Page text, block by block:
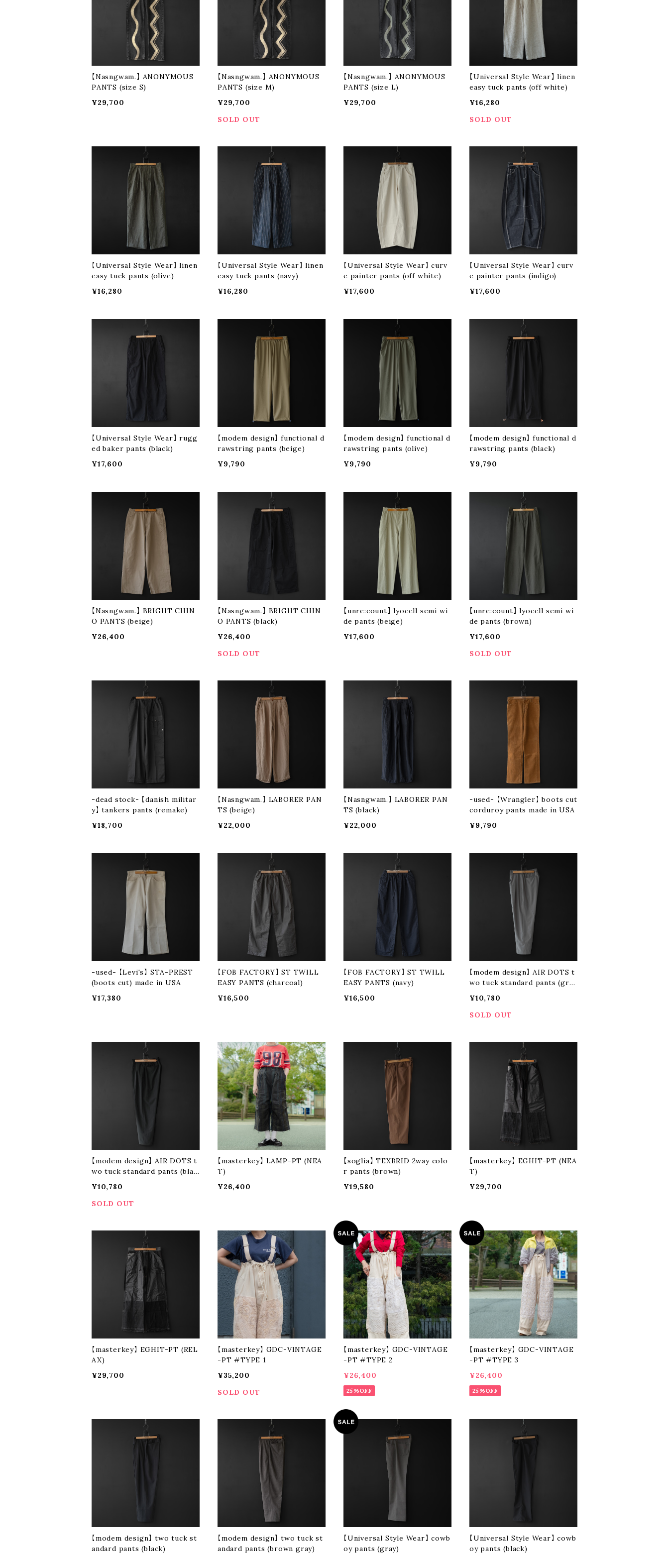
【Nasngwam.】 ANONYMOUS
PANTS (size S)
¥29,700
【Nasngwam.】 ANONYMOUS
PANTS (size M)
¥29,700
SOLD OUT
【Nasngwam.】 ANONYMOUS
PANTS (size L)
¥29,700
【Universal Style Wear】 linen
easy tuck pants (off white)
¥16,280
SOLD OUT
【Universal Style Wear】 linen
easy tuck pants (olive)
¥16,280
【Universal Style Wear】 linen
easy tuck pants (navy)
¥16,280
【Universal Style Wear】 curv
e painter pants (off white)
¥17,600
【Universal Style Wear】 curv
e painter pants (indigo)
¥17,600
【Universal Style Wear】 rugg
ed baker pants (black)
¥17,600
【modem design】 functional d
rawstring pants (beige)
¥9,790
【modem design】 functional d
rawstring pants (olive)
¥9,790
【modem design】 functional d
rawstring pants (black)
¥9,790
【Nasngwam.】 BRIGHT CHIN
O PANTS (beige)
¥26,400
【Nasngwam.】 BRIGHT CHIN
O PANTS (black)
¥26,400
SOLD OUT
【unre:count】 lyocell semi wi
de pants (beige)
¥17,600
【unre:count】 lyocell semi wi
de pants (brown)
¥17,600
SOLD OUT
-dead stock- 【danish militar
y】 tankers pants (remake)
¥18,700
【Nasngwam.】 LABORER PAN
TS (beige)
¥22,000
【Nasngwam.】 LABORER PAN
TS (black)
¥22,000
-used- 【Wrangler】 boots cut
corduroy pants made in USA
¥9,790
-used- 【Levi's】 STA-PREST
(boots cut) made in USA
¥17,380
【FOB FACTORY】 ST TWILL
EASY PANTS (charcoal)
¥16,500
【FOB FACTORY】 ST TWILL
EASY PANTS (navy)
¥16,500
【modem design】 AIR DOTS t
wo tuck standard pants (gra
¥10,780
SOLD OUT
【modem design】 AIR DOTS t
wo tuck standard pants (blac
¥10,780
SOLD OUT
【masterkey】 LAMP-PT (NEA
T)
¥26,400
【soglia】 TEXBRID 2way colo
r pants (brown)
¥19,580
【masterkey】 EGHIT-PT (NEA
T)
¥29,700
【masterkey】 EGHIT-PT (REL
AX)
¥29,700
【masterkey】 GDC-VINTAGE
-PT #TYPE 1
¥35,200
SOLD OUT
【masterkey】 GDC-VINTAGE
-PT #TYPE 2
¥26,400
25%OFF
【masterkey】 GDC-VINTAGE
-PT #TYPE 3
¥26,400
25%OFF
【modem design】 two tuck st
andard pants (black)
【modem design】 two tuck st
andard pants (brown gray)
【Universal Style Wear】 cowb
oy pants (gray)
【Universal Style Wear】 cowb
oy pants (black)